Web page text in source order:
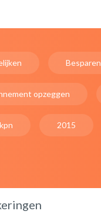
Besparen
opzeggen
kpn 2015